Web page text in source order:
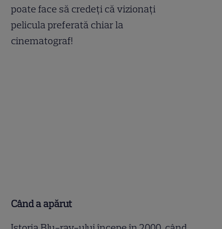
poate face să credeţi că vizionaţi
pelicula preferată chiar la
cinematograf!
Când a apărut